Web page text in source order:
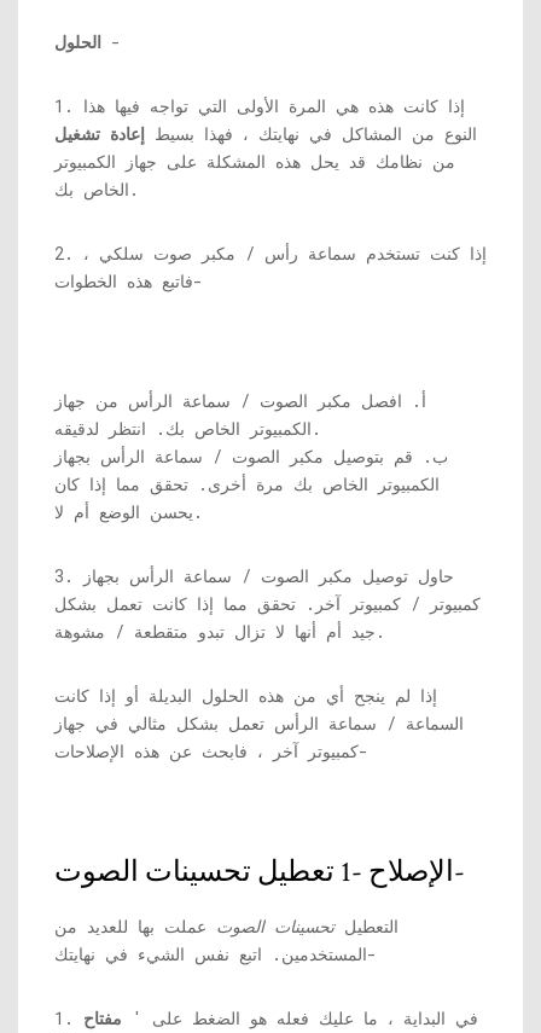
الحلول -
1. إذا كانت هذه هي المرة الأولى التي تواجه فيها هذا
النوع من المشاكل في نهايتك ، فهذا بسيط إعادة تشغيل
من نظامك قد يحل هذه المشكلة على جهاز الكمبيوتر
الخاص بك.
2. إذا كنت تستخدم سماعة رأس / مكبر صوت سلكي ،
فاتبع هذه الخطوات-
أ. افصل مكبر الصوت / سماعة الرأس من جهاز
الكمبيوتر الخاص بك. انتظر لدقيقه.
ب. قم بتوصيل مكبر الصوت / سماعة الرأس بجهاز
الكمبيوتر الخاص بك مرة أخرى. تحقق مما إذا كان
يحسن الوضع أم لا.
3. حاول توصيل مكبر الصوت / سماعة الرأس بجهاز
كمبيوتر / كمبيوتر آخر. تحقق مما إذا كانت تعمل بشكل
جيد أم أنها لا تزال تبدو متقطعة / مشوهة.
إذا لم ينجح أي من هذه الحلول البديلة أو إذا كانت
السماعة / سماعة الرأس تعمل بشكل مثالي في جهاز
كمبيوتر آخر ، فابحث عن هذه الإصلاحات-
الإصلاح -1 تعطيل تحسينات الصوت-
التعطيلتحسينات الصوت عملت بها للعديد من
المستخدمين. اتبع نفس الشيء في نهايتك-
1. في البداية ، ما عليك فعله هو الضغط على ' مفتاح